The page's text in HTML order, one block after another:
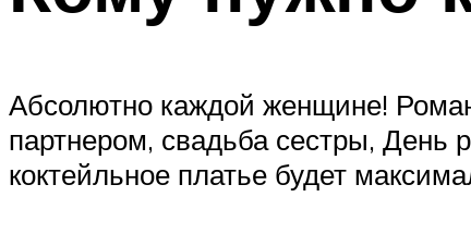
Абсолютно каждой женщине!
партнером, свадьба сестры, День
коктейльное платье будет